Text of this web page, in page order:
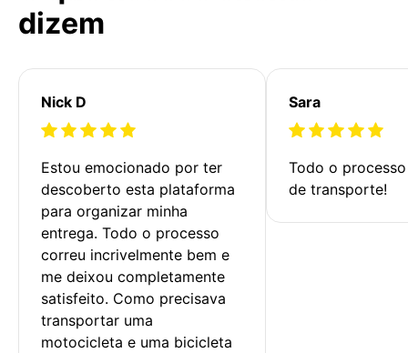
dizem
Nick D
Estou emocionado por ter
descoberto esta plataforma
para organizar minha
entrega. Todo o processo
correu incrivelmente bem e
me deixou completamente
satisfeito. Como precisava
transportar uma
motocicleta e uma bicicleta
Sara
Todo o
de transporte!